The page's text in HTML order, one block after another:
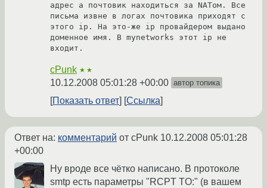
адрес а почтовик находиться за NATом. Все
письма извне в логах почтовика приходят с
этого ip. На это-же ip провайдером выдано
доменное имя. В mynetworks этот ip не
входит.
cPunk ★★
10.12.2008 05:01:28 +00:00 автор топика
Показать ответ Ссылка
Ответ на: комментарий от cPunk 10.12.2008 05:01:28
+00:00
Ну вроде все чётко написано. В протоколе
smtp есть параметры "RCPT TO:" (в вашем